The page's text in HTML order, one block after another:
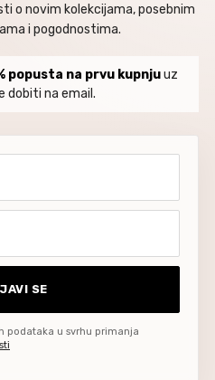
o novim kolekcijama, posebnim
i pogodnostima.
popusta na prvu kupnjuuz
dobiti na email.
SE
podataka u svrhu primanja